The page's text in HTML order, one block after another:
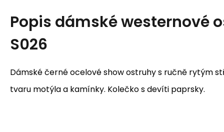
Popis dámské westernové
S026
Dámské černé ocelové show ostruhy s ručně rytým
tvaru motýla a kamínky. Kolečko s devíti paprsky.